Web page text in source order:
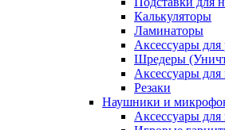
Калькуляторы
Ламинаторы
Аксессуары для
Шредеры
Аксессуары
Резаки
Наушники и
Аксессуары